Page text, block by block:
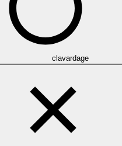
clavardage